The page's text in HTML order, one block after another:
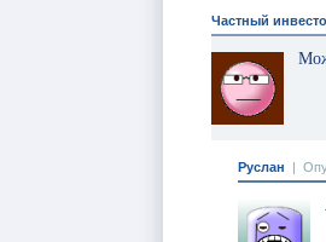
Частный
Руслан |